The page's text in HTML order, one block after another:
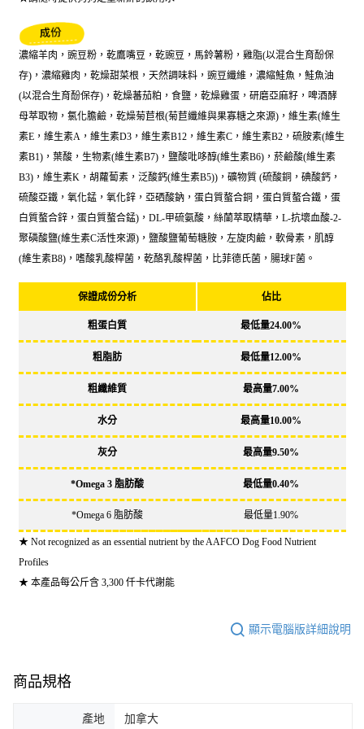
濃縮羊肉，豌豆粉，乾鷹嘴豆，乾豌豆，馬鈴薯粉，雞脂(以混合生育酚保
存)，濃縮雞肉，乾燥甜菜根，天然調味料，豌豆纖維，濃縮鮭魚，鮭魚油
(以混合生育酚保存)，乾燥蕃茄粕，食鹽，乾燥雞蛋，研磨亞麻籽，啤酒酵
母萃取物，氯化膽鹼，乾燥菊苣根(菊苣纖維與果寡糖之來源)，維生素(維生
素E，維生素A，維生素D3，維生素B12，維生素C，維生素B2，硫胺素(維生
素B1)，葉酸，生物素(維生素B7)，鹽酸吡哆醇(維生素B6)，菸鹼酸(維生素
B3)，維生素K，胡蘿蔔素，泛酸鈣(維生素B5))，礦物質 (硫酸銅，碘酸鈣，
硫酸亞鐵，氧化錳，氧化鋅，亞硒酸鈉，蛋白質螯合銅，蛋白質螯合鐵，蛋
白質螯合鋅，蛋白質螯合錳)，DL-甲硫氨酸，絲蘭萃取精華，L-抗壞血酸-2-
聚磷酸鹽(維生素C活性來源)，鹽酸鹽葡萄糖胺，左旋肉鹼，軟骨素，肌醇
(維生素B8)，嗜酸乳酸桿菌，乾酪乳酸桿菌，比菲德氏菌，腸球F菌。
保證成份分析 佔比
粗蛋白質 最低量24.00%
粗脂肪 最低量12.00%
粗纖維質 最高量7.00%
水分 最高量10.00%
灰分 最高量9.50%
*Omega 3 脂肪酸 最低量0.40%
*Omega 6 脂肪酸 最低量1.90%
★ Not recognized as an essential nutrient by the AAFCO Dog Food Nutrient
Profiles
★ 本產品每公斤含 3,300 仟卡代謝能
顯示電腦版詳細說明
商品規格
產地 加拿大